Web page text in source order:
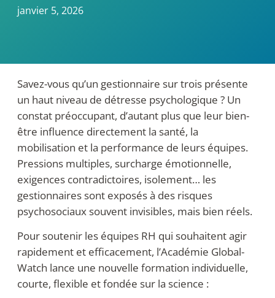
janvier 5, 2026
Savez-vous qu’un gestionnaire sur trois présente
un haut niveau de détresse psychologique ? Un
constat préoccupant, d’autant plus que leur bien-
être influence directement la santé, la
mobilisation et la performance de leurs équipes.
Pressions multiples, surcharge émotionnelle,
exigences contradictoires, isolement… les
gestionnaires sont exposés à des risques
psychosociaux souvent invisibles, mais bien réels.
Pour soutenir les équipes RH qui souhaitent agir
rapidement et efficacement, l’Académie Global-
Watch lance une nouvelle formation individuelle,
courte, flexible et fondée sur la science :